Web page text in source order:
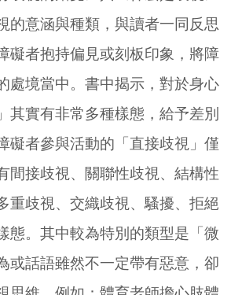
的意涵與種類，與讀者一同反思
礙者抱持偏見或刻板印象，將障
處境當中。書中揭示，對於身心
其實有非常多種樣態，給予差別
礙者參與活動的「直接歧視」僅
間接歧視、關聯性歧視、結構性
重歧視、交織歧視、騷擾、拒絕
態。其中較為特別的類型是「微
或話語雖然不一定帶有惡意，卻